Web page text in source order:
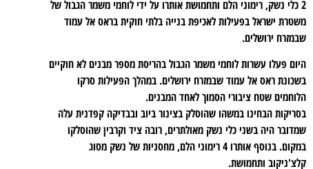
2 כלי נשק, רימוני הלם ותחמושת אותרו על ידי לוחמי משמר הגבול של
משטרת ישראל בפעילות לאכיפת בנייה בלתי חוקית בראס אל עמוד
שבמזרח ירושלים.
היום פעלו עשרות לוחמי משמר הגבול בהריסת מספר מבנים לא חוקיים
בשכונת ראס אל עמוד שבמזרח ירושלים. במהלך הפעילות סרקו
הלוחמים שטח ציבורי הסמוך לאחד המבנים.
בסריקות הבחינו במשהו שהוסלק בצינור ביוב ובבדיקה קפדנית עלה
שמדובר היה בשני כלי נשק מאולתרים, רובה ציד וקרבין שהוסלקו
במקום. בנוסף אותרו 4 רימוני הלם, מחסניות של נשק מסוג
קלצ'ניקוב ותחמושת.